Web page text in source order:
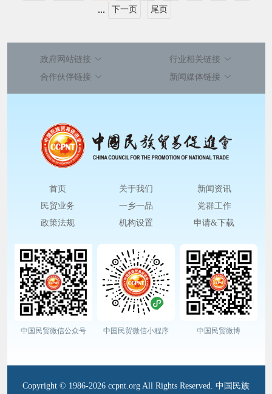
... 下一页 尾页
政府网站链接
行业相关链接
合作伙伴链接
新闻媒体链接
首页 关于我们
新闻资讯
民贸业务
一乡一品
党群工作
政策法规
机构设置 申请&下载
中国民贸微信公众号 中国民贸微信小程序 中国民贸微博
Copyright © 1986-2026 ccpnt.org All Rights Reserved. 中国民族